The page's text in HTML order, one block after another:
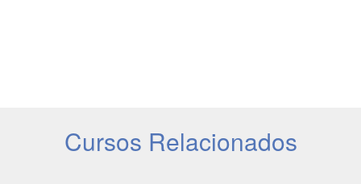
Cursos Relacionados